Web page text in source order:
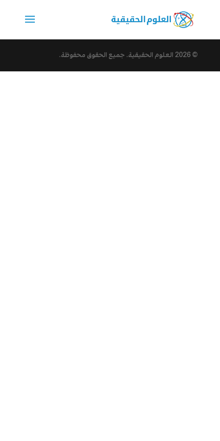
© 2026 العلوم الحقيقية. جميع الحقوق محفوظة.